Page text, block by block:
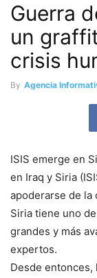
Guerra
un
crisis
By Agencia
ISIS emerge en
en Iraq y Siria
apoderarse de la
Siria tiene uno
grandes y más
expertos.
Desde entonces,